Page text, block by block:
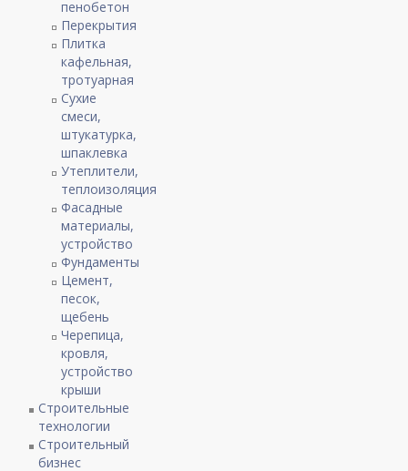
пенобетон
Перекрытия
Плитка
кафельная,
тротуарная
Сухие
смеси,
штукатурка,
шпаклевка
Утеплители,
теплоизоляция
Фасадные
материалы,
устройство
Фундаменты
Цемент,
песок,
щебень
Черепица,
кровля,
устройство
крыши
Строительные
технологии
Строительный
бизнес